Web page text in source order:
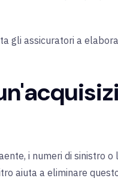
gli assicuratori a
i numeri di sinistro
aiuta a eliminare